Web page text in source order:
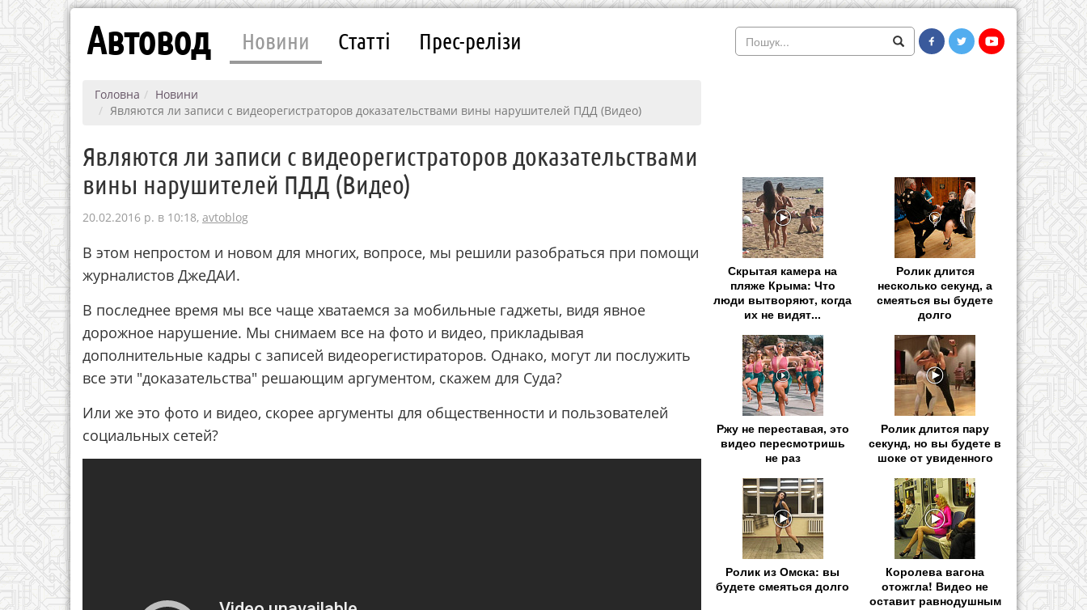
Автовод Новини Статті Прес-релізи
Головна
Новини
Являются ли записи с видеорегистраторов доказательствами вины нарушителей ПДД (Видео)
Являются ли записи с видеорегистраторов доказательствами
вины нарушителей ПДД (Видео)
20.02.2016 р. в 10:18, avtoblog
В этом непростом и новом для многих, вопросе, мы решили разобраться при помощи
журналистов ДжеДАИ.
В последнее время мы все чаще хватаемся за мобильные гаджеты, видя явное
дорожное нарушение. Мы снимаем все на фото и видео, прикладывая
дополнительные кадры с записей видеорегистираторов. Однако, могут ли послужить
все эти "доказательства" решающим аргументом, скажем для Суда?
Или же это фото и видео, скорее аргументы для общественности и пользователей
социальных сетей?
Скрытая камера на
пляже Крыма: Что
люди вытворяют, когда
их не видят...
Ролик длится
несколько секунд, а
смеяться вы будете
долго
Ржу не переставая, это
видео пересмотришь
не раз
Ролик длится пару
секунд, но вы будете в
шоке от увиденного
Ролик из Омска: вы
будете смеяться долго
Королева вагона
отожгла! Видео не
оставит равнодушным